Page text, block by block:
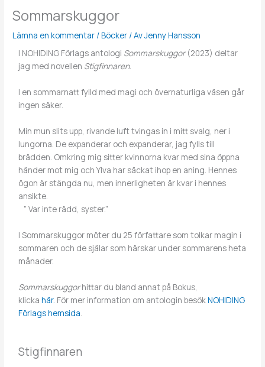
Sommarskuggor
Lämna en kommentar /Böcker / AvJenny Hansson
I NOHIDING Förlags antologi Sommarskuggor(2023) deltar
jag med novellen Stigfinnaren.
I en sommarnatt fylld med magi och övernaturliga väsen går
ingen säker.
Min mun slits upp, rivande luft tvingas in i mitt svalg, ner i
lungorna. De expanderar och expanderar, jag fylls till
brädden. Omkring mig sitter kvinnorna kvar med sina öppna
händer mot mig och Ylva har säckat ihop en aning. Hennes
ögon är stängda nu, men innerligheten är kvar i hennes
ansikte.
” Var inte rädd, syster.”
I Sommarskuggor möter du 25 författare som tolkar magin i
sommaren och de själar som härskar under sommarens heta
månader.
Sommarskuggorhittar du bland annat på Bokus,
klickahär. För mer information om antologin besökNOHIDING
Förlags hemsida.
Stigfinnaren